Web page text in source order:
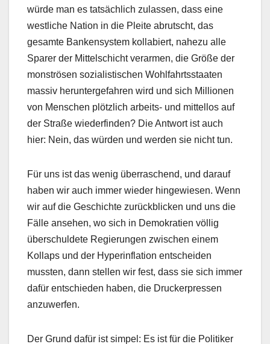
würde man es tatsächlich zulassen, dass eine
westliche Nation in die Pleite abrutscht, das
gesamte Bankensystem kollabiert, nahezu alle
Sparer der Mittelschicht verarmen, die Größe der
monströsen sozialistischen Wohlfahrtsstaaten
massiv heruntergefahren wird und sich Millionen
von Menschen plötzlich arbeits- und mittellos auf
der Straße wiederfinden? Die Antwort ist auch
hier: Nein, das würden und werden sie nicht tun.
Für uns ist das wenig überraschend, und darauf
haben wir auch immer wieder hingewiesen. Wenn
wir auf die Geschichte zurückblicken und uns die
Fälle ansehen, wo sich in Demokratien völlig
überschuldete Regierungen zwischen einem
Kollaps und der Hyperinflation entscheiden
mussten, dann stellen wir fest, dass sie sich immer
dafür entschieden haben, die Druckerpressen
anzuwerfen.
Der Grund dafür ist simpel: Es ist für die Politiker